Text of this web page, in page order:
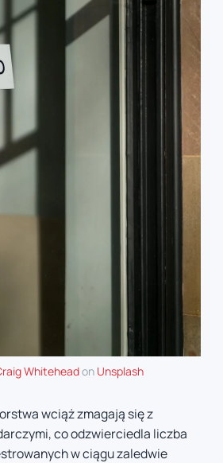
Whiteheadon Unsplash
wciąż zmagają się z
co odzwierciedla liczba
w ciągu zaledwie